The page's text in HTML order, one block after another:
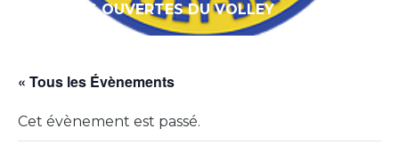
PORTES OUVERTES DU VOLLEY
« Tous les Évènements
Cet évènement est passé.